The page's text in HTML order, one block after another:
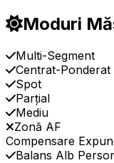
Moduri
Multi-Segment
Centrat-Ponderat
Spot
Parțial
Mediu
Zonă AF
Compensare
Balans Alb